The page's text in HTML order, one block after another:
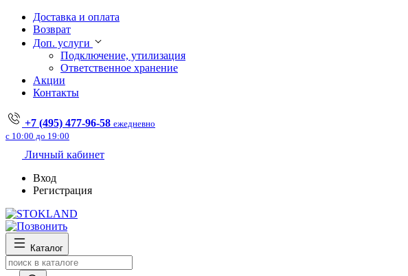
Доставка и оплата
Возврат
Доп. услуги
Подключение, утилизация
Ответственное хранение
Акции
Контакты
+7 (495) 477-96-58 ежедневно
с 10:00 до 19:00
Личный кабинет
Вход
Регистрация
Каталог